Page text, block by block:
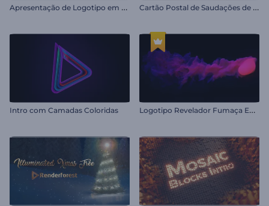
A
presentação de Logotipo em um Caça-Níquel C
artão Postal de Saudações de Férias
Intro com Camadas Coloridas L
ogotipo Revelador Fumaça Enigmática